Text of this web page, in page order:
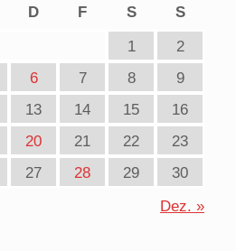
D F S
S
1
2
6 7 8
9
13 14 15
16
20 21 22
23
27 28 29
30
Dez. »